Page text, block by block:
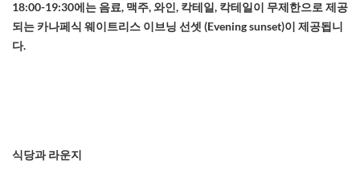
18:00-19:30에는 음료, 맥주,와인 , 칵테일, 칵테일이 무제한으로 제공
되는 카나페식 웨이트리스 이브닝 선셋 (Evening sunset)이 제공됩니
다.
식당과 라운지